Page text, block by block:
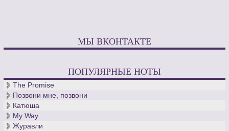
МЫ ВКОНТАКТЕ
ПОПУЛЯРНЫЕ НОТЫ
The Promise
Позвони мне, позвони
Катюша
My Way
Журавли